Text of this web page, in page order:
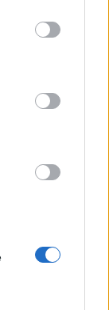
may click to
tags to
below Google